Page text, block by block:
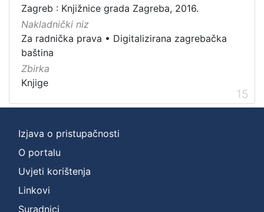
Zagreb : Knjižnice grada Zagreba, 2016.
Nakladnički niz
Za radnička prava • Digitalizirana zagrebačka
baština
Zbirka
Knjige
15
Izjava o pristupačnosti
O portalu
Uvjeti korištenja
Linkovi
Suradnici